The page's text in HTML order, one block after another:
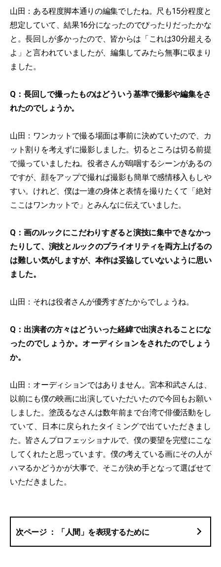
山田：ある程度脚本通りの編集でしたね。尺も15分程度と
想定していて、結果16分になったのでぴったりだったかな
と。長回しが多かったので、皆からは「これは30分超える
よ」と言われていましたが、編集してみたら無事に収まり
ました。
Q：長回しで撮ったものはどういう基準で撮影や編集をさ
れたのでしょうか。
山田：ワンカットで撮る場面は事前に決めていたので、カ
ット割りを考えずに撮影しました。切るところは切る前提
で撮っていましたね。役者さんが嗚咽するシーンがあるの
ですが、顔をアップで撮れば撮影も簡単で感情移入もしや
すい。けれど、僕は一連の身体と表情を撮りたくて「絶対
ここはワンカットで」とみんなに伝えていました。
Q：画のルックにこだわりすぎると演技に集中できなかっ
たりして、演技とルックのプライオリティを両方上げるの
は難しい気がしますが、本作は妥協していないように思い
ました。
山田：それは役者さんが優秀すぎたからでしょうね。
Q：出演者の方々はどういった経緯で出演されることにな
ったのでしょうか。オーディションをされたのでしょう
か。
山田：オーディションではありません。宮本和武さんは、
以前にも僕の映画に出演していただいたので今回もお願い
しました。塗茂るなさんは数年前まで台湾で俳優活動をし
ていて、日本に戻られたタイミングで出ていただきまし
た。皆さんプロフェッショナルで、僕の要望を完璧にこな
してくれたと思っています。僕の考えている画にその人が
ハマるかどうかが大事で、そこが決め手となって選ばせて
いただきました。
「人間」を表現するために